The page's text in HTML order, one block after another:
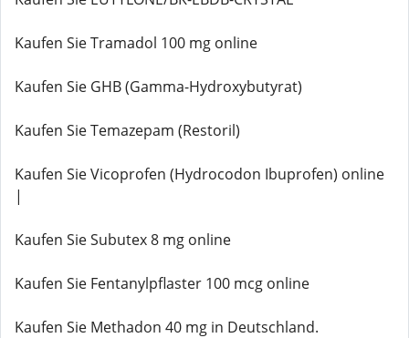
Kaufen Sie Tramadol 100 mg online
Kaufen Sie GHB (Gamma-Hydroxybutyrat)
Kaufen Sie Temazepam (Restoril)
Kaufen Sie Vicoprofen (Hydrocodon Ibuprofen) online
|
Kaufen Sie Subutex 8 mg online
Kaufen Sie Fentanylpflaster 100 mcg online
Kaufen Sie Methadon 40 mg in Deutschland.